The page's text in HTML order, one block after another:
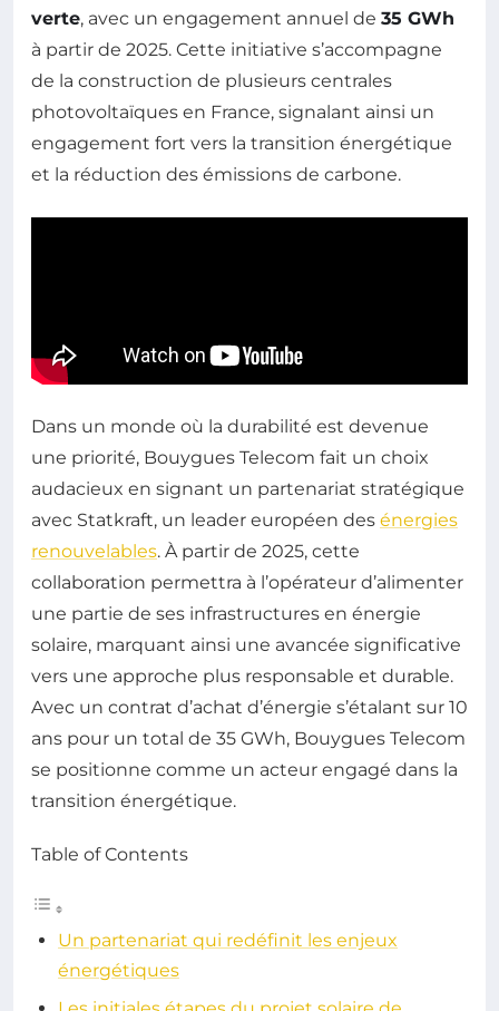
verte, avec un engagement annuel de 35 GWh
à partir de 2025. Cette initiative s’accompagne
de la construction de plusieurs centrales
photovoltaïques en France, signalant ainsi un
engagement fort vers la transition énergétique
et la réduction des émissions de carbone.
Dans un monde où la durabilité est devenue
une priorité, Bouygues Telecom fait un choix
audacieux en signant un partenariat stratégique
avec Statkraft, un leader européen des énergies
renouvelables. À partir de 2025, cette
collaboration permettra à l’opérateur d’alimenter
une partie de ses infrastructures en énergie
solaire, marquant ainsi une avancée significative
vers une approche plus responsable et durable.
Avec un contrat d’achat d’énergie s’étalant sur 10
ans pour un total de 35 GWh, Bouygues Telecom
se positionne comme un acteur engagé dans la
transition énergétique.
Table of Contents
Un partenariat qui redéfinit les enjeux
énergétiques